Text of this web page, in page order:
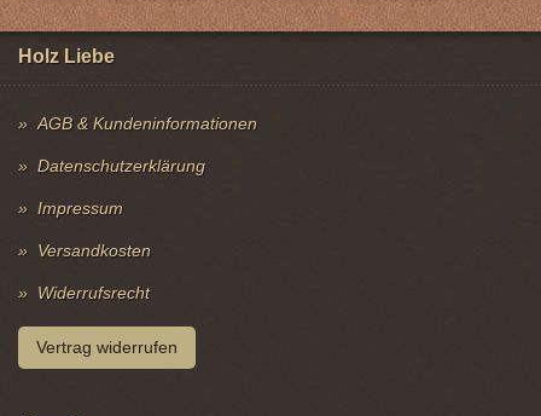
Holz Liebe
AGB & Kundeninformationen
Datenschutzerklärung
Impressum
Versandkosten
Widerrufsrecht
Vertrag widerrufen